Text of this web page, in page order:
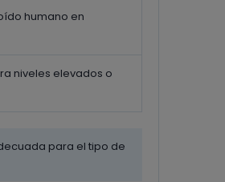
humano en
niveles elevados o
para el tipo de